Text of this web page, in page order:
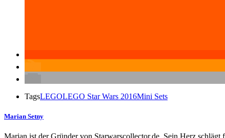
TagsLEGOLEGO Star Wars 2016Mini Sets
Marian Setny